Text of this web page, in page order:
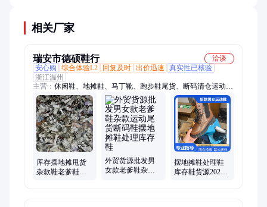
相关厂家
瑞安市德硕鞋行
洽谈
安心购
综合体验L2 回复及时 出价迅速
真实性已核验
浙江温州
主营： 休闲鞋、地摊鞋、马丁靴、跑步鞋尾货、断码清仓运动
鞋、处理鞋、库存鞋、尾货鞋、尾货库存鞋、库存处理鞋、尾货
处理鞋、老爹鞋、德训鞋、童鞋、断码鞋、断码尾货鞋、断码库
存鞋、断码处理鞋、拖鞋、凉鞋、单鞋、皮鞋
库存摆地摊甩货
杂款鞋老爹鞋
外贸货源批发男
女款老爹鞋杂款
摆地摊鞋处理鞋
库存鞋货源2025